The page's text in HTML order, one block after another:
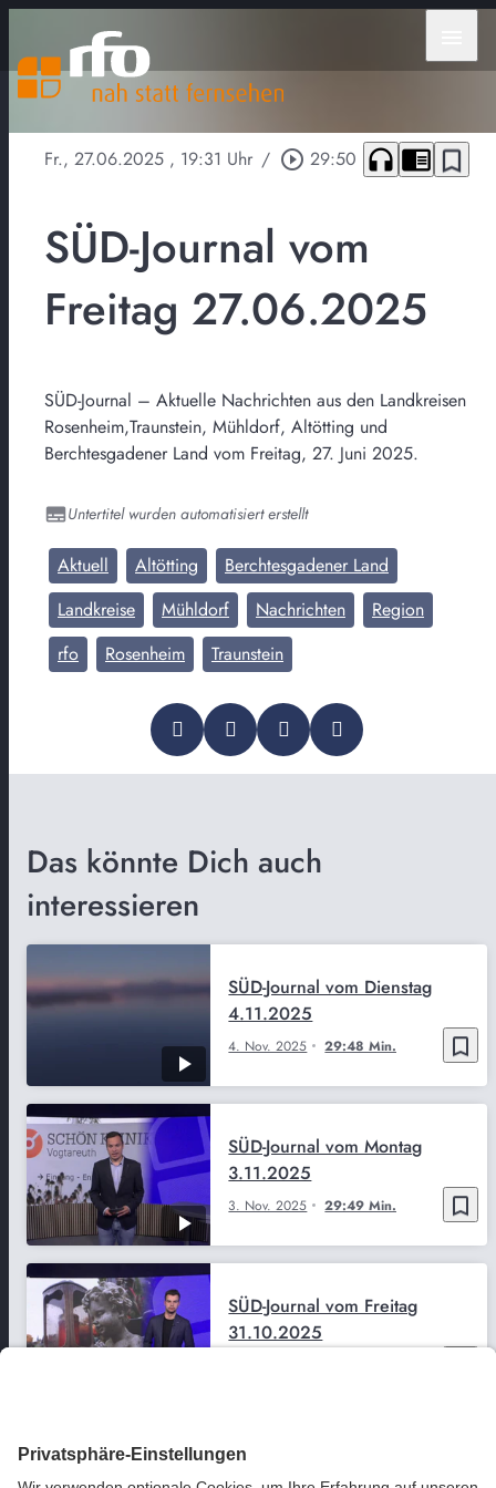
Fr., 27.06.2025 , 19:31 Uhr / play_circle_outline 29:50 headphones chrome_reader_mode bookmark_border
SÜD-Journal vom
Freitag 27.06.2025
SÜD-Journal – Aktuelle Nachrichten aus den Landkreisen
Rosenheim,Traunstein, Mühldorf, Altötting und
Berchtesgadener Land vom Freitag, 27. Juni 2025.
Untertitel wurden automatisiert erstellt
Aktuell Altötting
Berchtesgadener Land
Landkreise
Mühldorf Nachrichten
Region
rfo
Rosenheim Traunstein
Das könnte Dich auch
interessieren
bookmark_border
4. Nov. 2025 29:48 Min.
SÜD-Journal vom Dienstag
4.11.2025
bookmark_border
3. Nov. 2025 29:49 Min.
SÜD-Journal vom Montag
3.11.2025
SÜD-Journal vom Freitag
31.10.2025
SÜD-Journal vom Donnerstag